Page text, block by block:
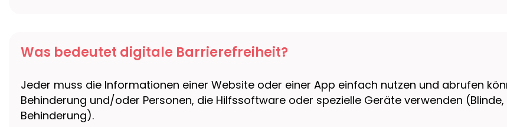
Was bedeutet digitale Barrierefreiheit?
Jeder muss die Informationen einer Website oder einer App einfach nutzen und abrufen
Behinderung und/oder Personen, die Hilfssoftware oder spezielle Geräte verwenden
Behinderung).